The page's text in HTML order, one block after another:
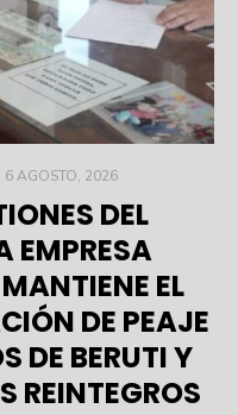
POSTED
6 AGOSTO, 2026
DEL
EMPRESA
EL
DE PEAJE
DE BERUTI Y
REINTEGROS